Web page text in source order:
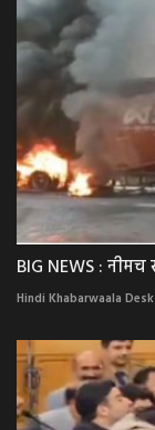
BIG NEWS :
Hindi Khabarwaala Desk